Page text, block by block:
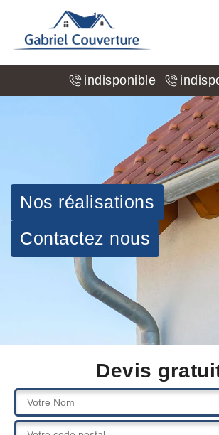
indisponible
Nos réalisations
Contactez nous
Devis